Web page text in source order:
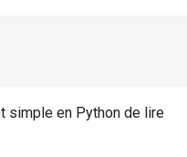
simple en Python de lire